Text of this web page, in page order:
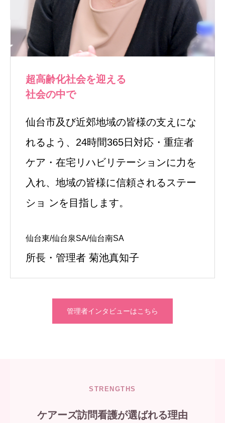
超高齢化社会を迎える
社会の中で
仙台市及び近郊地域の皆様の支えにな
れるよう、24時間365日対応・重症者
ケア・在宅リハビリテーションに力を
入れ、地域の皆様に信頼されるステー
ショ ンを目指します。
仙台東/仙台泉SA/仙台南SA
所長・管理者 菊池真知子
管理者インタビューはこちら
STRENGTHS
ケアーズ訪問看護が選ばれる理由